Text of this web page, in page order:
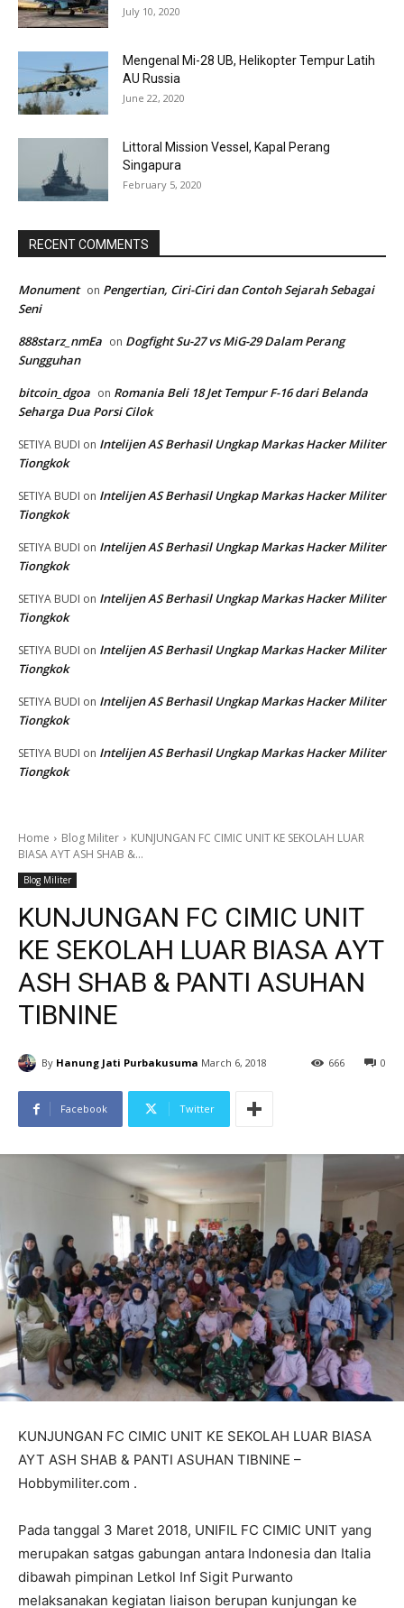
July 10, 2020
Mengenal Mi-28 UB, Helikopter Tempur Latih
AU Russia
June 22, 2020
Littoral Mission Vessel, Kapal Perang
Singapura
February 5, 2020
RECENT COMMENTS
Monument on Pengertian, Ciri-Ciri dan Contoh Sejarah Sebagai
Seni
888starz_nmEa on Dogfight Su-27 vs MiG-29 Dalam Perang
Sungguhan
bitcoin_dgoa on Romania Beli 18 Jet Tempur F-16 dari Belanda
Seharga Dua Porsi Cilok
SETIYA BUDI on Intelijen AS Berhasil Ungkap Markas Hacker Militer
Tiongkok
SETIYA BUDI on Intelijen AS Berhasil Ungkap Markas Hacker Militer
Tiongkok
SETIYA BUDI on Intelijen AS Berhasil Ungkap Markas Hacker Militer
Tiongkok
SETIYA BUDI on Intelijen AS Berhasil Ungkap Markas Hacker Militer
Tiongkok
SETIYA BUDI on Intelijen AS Berhasil Ungkap Markas Hacker Militer
Tiongkok
SETIYA BUDI on Intelijen AS Berhasil Ungkap Markas Hacker Militer
Tiongkok
SETIYA BUDI on Intelijen AS Berhasil Ungkap Markas Hacker Militer
Tiongkok